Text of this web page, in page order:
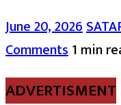
June 20, 2026
Comments1 min
ADVERTISMENT